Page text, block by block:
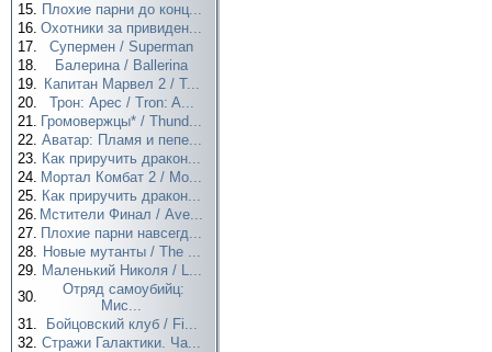
15. Плохие парни до конц...
16. Охотники за привиден...
17.
Супермен / Superman
18.
Балерина / Ballerina
19. Капитан Марвел 2 / T...
20.
Трон: Арес / Tron: A...
21. Громовержцы* / Thund...
22. Аватар: Пламя и пепе...
23. Как приручить дракон...
24. Мортал Комбат 2 / Mo...
25. Как приручить дракон...
26. Мстители Финал / Ave...
27. Плохие парни навсегд...
28. Новые мутанты / The ...
29. Маленький Николя / L...
30.
Отряд самоубийц:
Мис...
31.
Бойцовский клуб / Fi...
32. Стражи Галактики. Ча...